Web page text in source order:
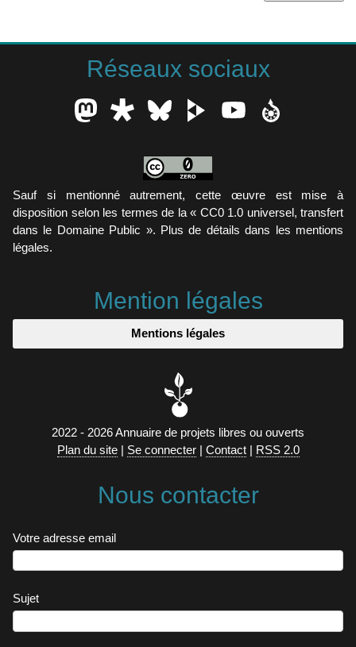
Réseaux sociaux
Sauf si mentionné autrement, cette œuvre est mise à
disposition selon les termes de la « CC0 1.0 universel, transfert
dans le Domaine Public ». Plus de détails dans les mentions
légales.
Mention légales
Mentions légales
2022 - 2026 Annuaire de projets libres ou ouverts
Plan du site| Se connecter| Contact| RSS 2.0
Nous contacter
Votre adresse email
Sujet